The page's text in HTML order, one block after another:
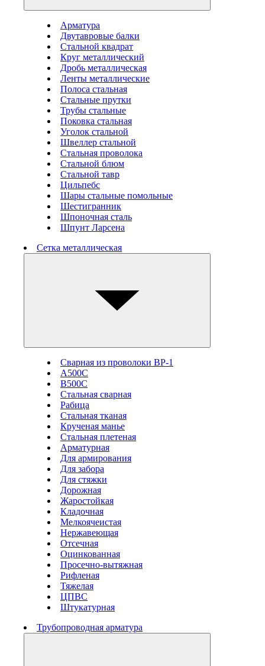
Арматура
Двутавровые балки
Стальной квадрат
Круг металлический
Дробь металлическая
Ленты металлические
Полоса стальная
Стальные прутки
Трубы стальные
Поковка стальная
Уголок стальной
Швеллер стальной
Стальная проволока
Стальной блюм
Стальной тавр
Цильпебс
Шары стальные помольные
Шестигранник
Шпоночная сталь
Шпунт Ларсена
Сетка металлическая
Сварная из проволоки ВР-1
А500С
В500С
Стальная сварная
Рабица
Стальная тканая
Крученая манье
Стальная плетеная
Арматурная
Для армирования
Для забора
Для стяжки
Дорожная
Жаростойкая
Кладочная
Мелкоячеистая
Нержавеющая
Отсечная
Оцинкованная
Просечно-вытяжная
Рифленая
Тяжелая
ЦПВС
Штукатурная
Трубопроводная арматура